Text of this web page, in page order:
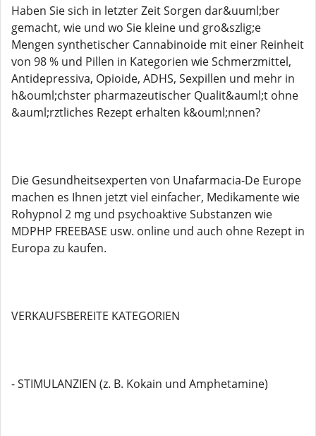
Haben Sie sich in letzter Zeit Sorgen dar&uuml;ber
gemacht, wie und wo Sie kleine und gro&szlig;e
Mengen synthetischer Cannabinoide mit einer Reinheit
von 98 % und Pillen in Kategorien wie Schmerzmittel,
Antidepressiva, Opioide, ADHS, Sexpillen und mehr in
h&ouml;chster pharmazeutischer Qualit&auml;t ohne
&auml;rztliches Rezept erhalten k&ouml;nnen?
Die Gesundheitsexperten von Unafarmacia-De Europe
machen es Ihnen jetzt viel einfacher, Medikamente wie
Rohypnol 2 mg und psychoaktive Substanzen wie
MDPHP FREEBASE usw. online und auch ohne Rezept in
Europa zu kaufen.
VERKAUFSBEREITE KATEGORIEN
- STIMULANZIEN (z. B. Kokain und Amphetamine)